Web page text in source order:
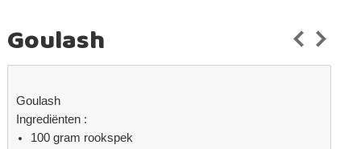
Goulash
Goulash
Ingrediënten :
100 gram rookspek